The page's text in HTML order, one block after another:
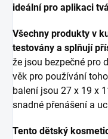
ideální pro aplikaci
Všechny produkty v
testovány a splňují
že jsou bezpečné pro
věk pro používání
balení jsou 27 x 19 x
snadné přenášení a
Tento dětský